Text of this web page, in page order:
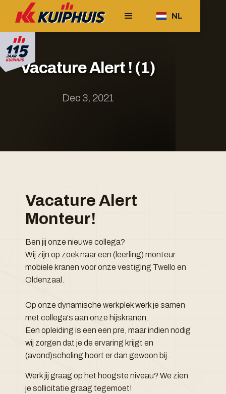
NL
Vacature Alert ! (1)
Dec 3, 2021
Vacature Alert
Monteur!
Ben jij onze nieuwe collega?
Wij zijn op zoek naar een (leerling) monteur
mobiele kranen voor onze vestiging Twello en
Oldenzaal.
Op onze dynamische werkplek werk je samen
met collega's aan onze hijskranen.
Een opleiding is een een pre, maar indien nodig
wij zorgen dat je de ervaring krijgt en
(avond)scholing hoort er dan gewoon bij.
Werk jij graag op het hoogste niveau? We zien
je sollicitatie graag tegemoet!